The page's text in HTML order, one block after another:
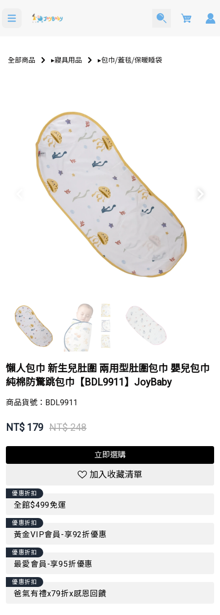
Cart
全部商品 ▸寢具用品 ▸包巾⧸蓋毯⧸保暖睡袋
懶人包巾 新生兒肚圍 兩用型肚圍包巾 嬰兒包巾
純棉防驚跳包巾【BDL9911】JoyBaby
商品貨號： BDL9911
NT$ 179 NT$ 248
立即選購
加入收藏清單
優惠折扣
全館$499免運
優惠折扣
黃金VIP會員-享92折優惠
優惠折扣
最愛會員-享95折優惠
優惠折扣
爸氣有禮x79折x感恩回饋